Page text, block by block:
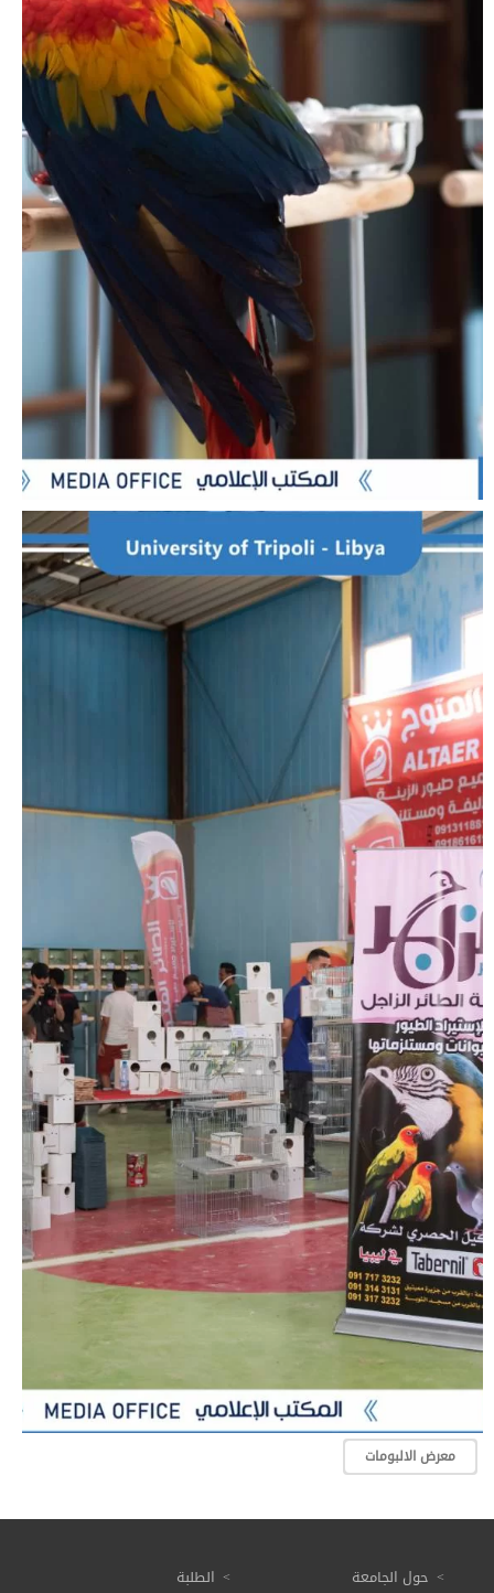
معرض الالبومات
حول الجامعة الطلبة